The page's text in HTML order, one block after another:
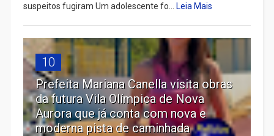
suspeitos fugiram Um adolescente fo... Leia Mais
10
Prefeita Mariana Canella visita obras
da futura Vila Olímpica de Nova
Aurora que já conta com nova e
moderna pista de caminhada